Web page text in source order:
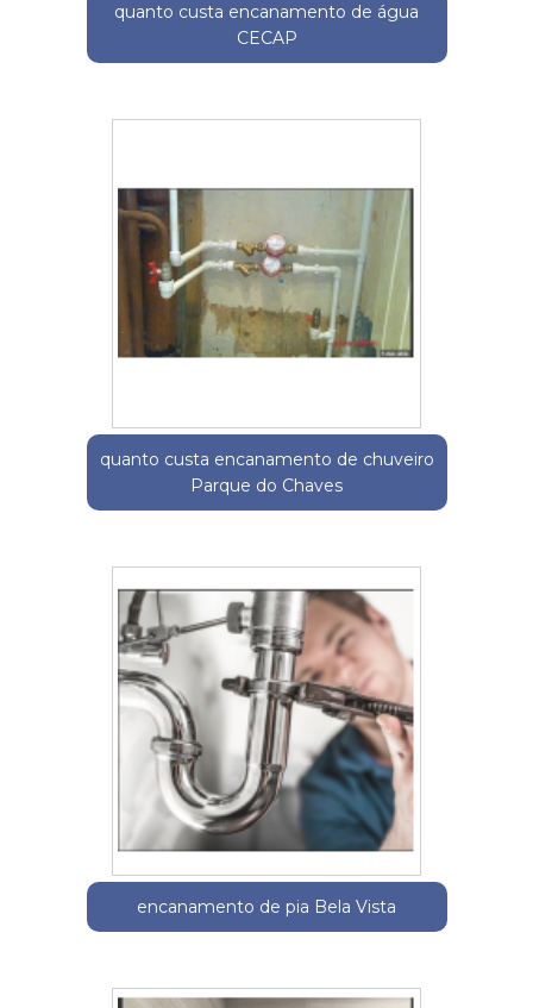
quanto custa encanamento de água
CECAP
quanto custa encanamento de chuveiro
Parque do Chaves
encanamento de pia Bela Vista